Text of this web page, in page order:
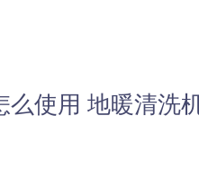
么使用 地暖清洗